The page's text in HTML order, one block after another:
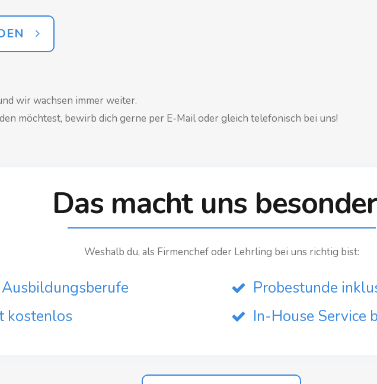
wir wachsen immer weiter.
möchtest, bewirb dich gerne per E-Mail oder gleich telefonisch bei uns!
Das macht uns
Weshalb du, als Firmenchef oder Lehrling bei uns richtig bist:
kostenlos
Probestunde
In-House Service